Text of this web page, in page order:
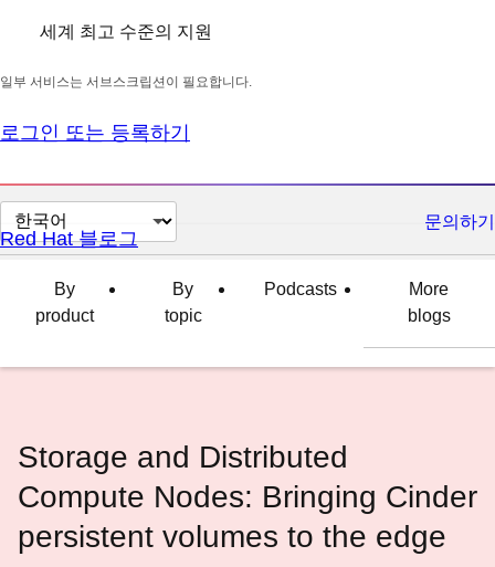
세계 최고 수준의 지원
일부 서비스는 서브스크립션이 필요합니다.
로그인 또는 등록하기
페
이
변
문의하기
Red Hat 블로그
By
product
By
topic
Podcasts
More
blogs
Storage and Distributed
Compute Nodes: Bringing Cinder
persistent volumes to the edge